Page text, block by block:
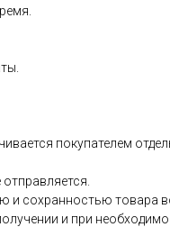
покупателем
и сохранностью товара
и при